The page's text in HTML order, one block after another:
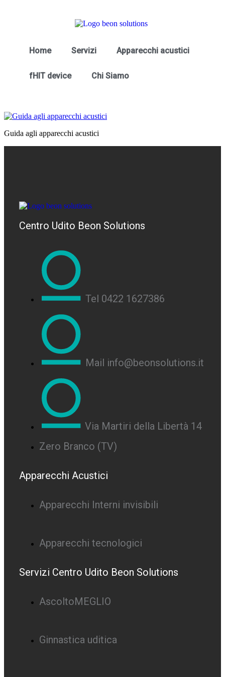
Home Servizi Apparecchi acustici
fHIT device Chi Siamo
Guida agli apparecchi acustici
Centro Udito Beon Solutions
Tel 0422 1627386
Mail info@beonsolutions.it
Via Martiri della Libertà 14
Zero Branco (TV)
Apparecchi Acustici
Apparecchi Interni invisibili
Apparecchi tecnologici
Servizi Centro Udito Beon Solutions
AscoltoMEGLIO
Ginnastica uditica